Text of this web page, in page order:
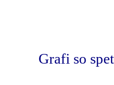
Grafi so